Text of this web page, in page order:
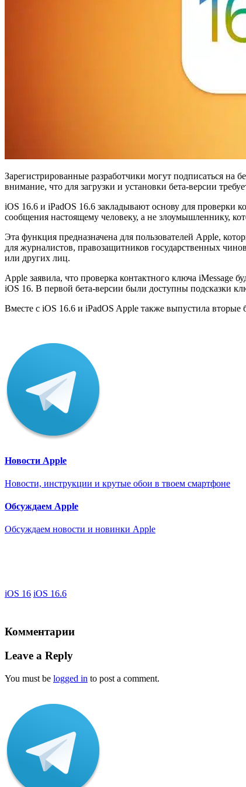
Зарегистрированные разработчики могут подписаться
внимание, что для загрузки и установки бета-версии
iOS 16.6 и iPadOS 16.6 закладывают основу для проверки
сообщения настоящему человеку, а не злоумышленнику,
Эта функция предназначена для пользователей Apple,
для журналистов, правозащитников государственных
или других лиц.
Apple заявила, что проверка контактного ключа iMessage
‌iOS 16‌. В первой бета-версии были доступны подсказки
Вместе с iOS 16.6 и iPadOS Apple также выпустила вторые
Новости Apple
Новости, инструкции и крутые обои в твоем смартфоне
Обсуждаем Apple
Обсуждаем новости и новинки Apple
iOS 16 iOS 16.6
Комментарии
Leave a Reply
You must be logged in to post a comment.